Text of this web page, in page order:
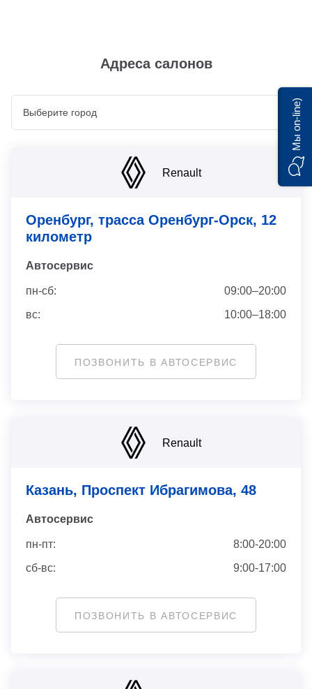
Адреса салонов
Renault
Оренбург, трасса Оренбург-Орск, 12
километр
Автосервис
пн-сб:
09:00–20:00
вс:
10:00–18:00
ПОЗВОНИТЬ В АВТОСЕРВИС
Renault
Казань, Проспект Ибрагимова, 48
Автосервис
пн-пт:
8:00-20:00
сб-вс:
9:00-17:00
ПОЗВОНИТЬ В АВТОСЕРВИС
Мы on-line)